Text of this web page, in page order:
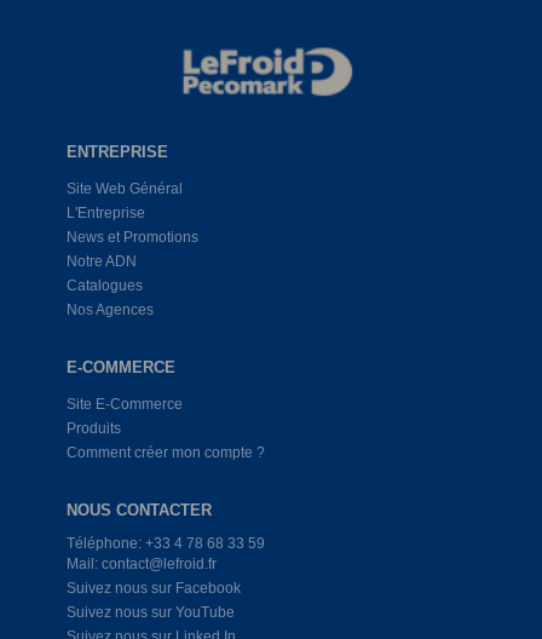
ENTREPRISE
Site Web Général
L'Entreprise
News et Promotions
Notre ADN
Catalogues
Nos Agences
E-COMMERCE
Site E-Commerce
Produits
Comment créer mon compte ?
NOUS CONTACTER
Téléphone: +33 4 78 68 33 59
Mail: contact@lefroid.fr
Suivez nous sur Facebook
Suivez nous sur YouTube